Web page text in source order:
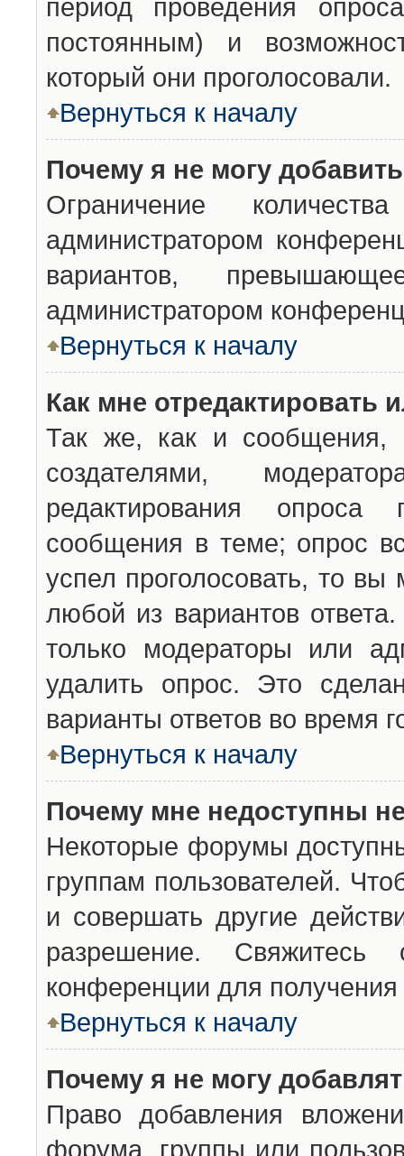
период проведения
постоянным) и
который они проголосовали.
Вернуться к началу
Почему я не могу
Ограничение
администратором
вариантов,
администратором
Вернуться к началу
Как мне отредактировать
Так же, как и сообщения,
создателями,
редактирования опроса
сообщения в теме; опрос
успел проголосовать, то вы
любой из вариантов
только модераторы или
удалить опрос. Это
варианты ответов во время
Вернуться к началу
Почему мне недоступны
Некоторые форумы
группам пользователей.
и совершать другие
разрешение. Свяжитесь
конференции для получения
Вернуться к началу
Почему я не могу
Право добавления
форума, группы или